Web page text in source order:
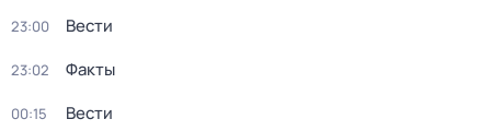
23:00 Вести
23:02 Факты
00:15 Вести